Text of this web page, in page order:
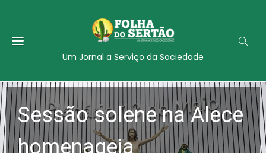
Um Jornal a Serviço da Sociedade
Sessão solene na Alece
homenageia